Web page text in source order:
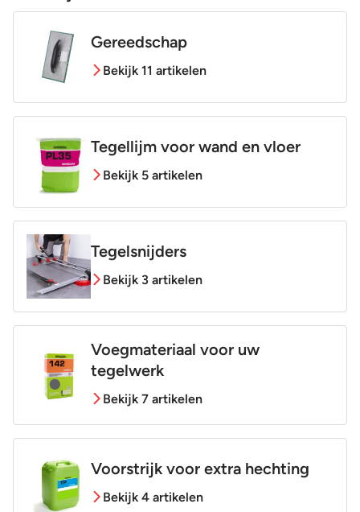
Gereedschap
Bekijk 11 artikelen
Tegellijm voor wand en vloer
Bekijk 5 artikelen
Tegelsnijders
Bekijk 3 artikelen
Voegmateriaal voor uw
tegelwerk
Bekijk 7 artikelen
Voorstrijk voor extra hechting
Bekijk 4 artikelen